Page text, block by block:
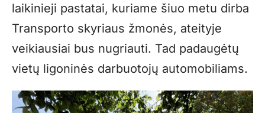
laikinieji pastatai, kuriame šiuo metu dirba
Transporto skyriaus žmonės, ateityje
veikiausiai bus nugriauti. Tad padaugėtų
vietų ligoninės darbuotojų automobiliams.